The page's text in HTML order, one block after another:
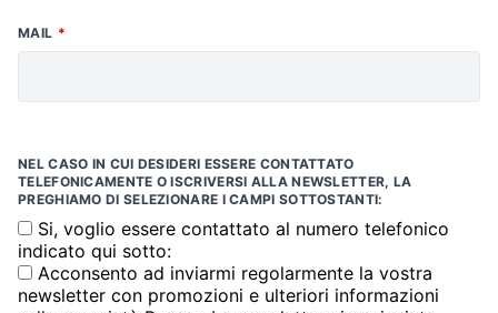
MAIL
NEL CASO IN CUI DESIDERI ESSERE CONTATTATO
TELEFONICAMENTE O ISCRIVERSI ALLA NEWSLETTER, LA
PREGHIAMO DI SELEZIONARE I CAMPI SOTTOSTANTI:
Si, voglio essere contattato al numero telefonico
indicato qui sotto:
Acconsento ad inviarmi regolarmente la vostra
newsletter con promozioni e ulteriori informazioni